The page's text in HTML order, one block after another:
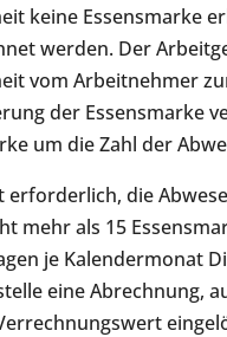
keine Essensmarke
werden. Der
vom Arbeitnehmer
der Essensmarke
um die Zahl der
erforderlich, die
mehr als 15
je Kalendermonat
eine Abrechnung,